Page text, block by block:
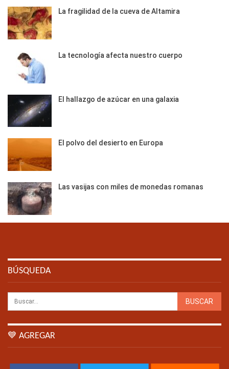
La fragilidad de la cueva de Altamira
La tecnología afecta nuestro cuerpo
El hallazgo de azúcar en una galaxia
El polvo del desierto en Europa
Las vasijas con miles de monedas romanas
BÚSQUEDA
💙 AGREGAR